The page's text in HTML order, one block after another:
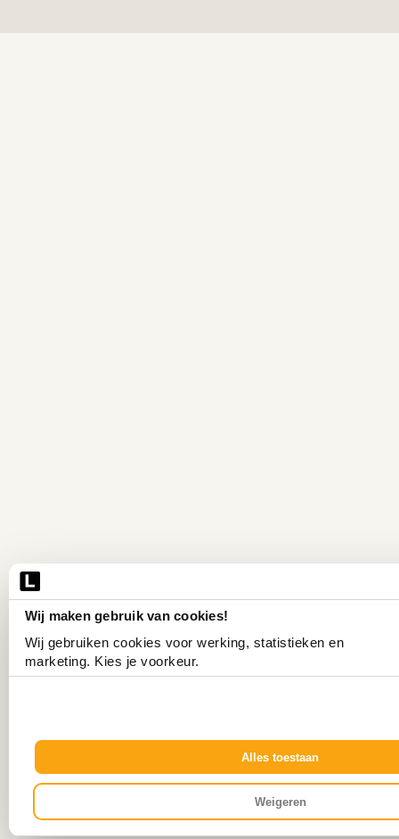
Wij maken gebruik van cookies!
Wij gebruiken cookies voor werking, statistieken en
marketing. Kies je voorkeur.
Alles toestaan
Weigeren